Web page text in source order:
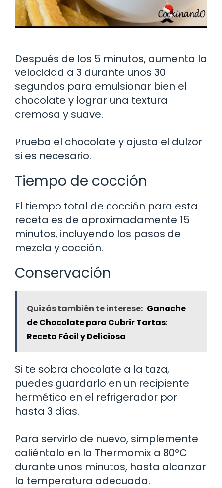
Después de los 5 minutos, aumenta la
velocidad a 3 durante unos 30
segundos para emulsionar bien el
chocolate y lograr una textura
cremosa y suave.
Prueba el chocolate y ajusta el dulzor
si es necesario.
Tiempo de cocción
El tiempo total de cocción para esta
receta es de aproximadamente 15
minutos, incluyendo los pasos de
mezcla y cocción.
Conservación
Quizás también te interese: Ganache
de Chocolate para Cubrir Tartas:
Receta Fácil y Deliciosa
Si te sobra chocolate a la taza,
puedes guardarlo en un recipiente
hermético en el refrigerador por
hasta 3 días.
Para servirlo de nuevo, simplemente
caliéntalo en la Thermomix a 80°C
durante unos minutos, hasta alcanzar
la temperatura adecuada.